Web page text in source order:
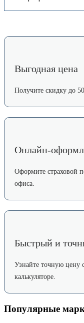
Выгодная цена
Получите скидку до
Онлайн-
Оформите страховой
офиса.
Быстрый и
Узнайте точную цену
калькуляторе.
Популярные